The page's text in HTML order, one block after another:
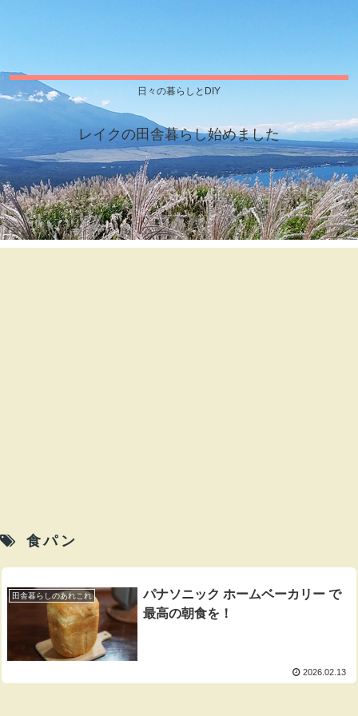
日々の暮らしとDIY
レイクの田舎暮らし始めました
食パン
田舎暮らしのあれこれ
パナソニック ホームベーカリー で
最高の朝食を！
2026.02.13